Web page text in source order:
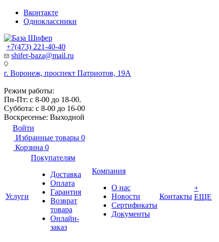
Вконтакте
Одноклассники
+7(473) 221-40-40
shifer-baza@mail.ru
г. Воронеж, проспект Патриотов, 19А
Режим работы:
Пн-Пт: с 8-00 до 18-00.
Суббота: с 8-00 до 16-00
Воскресенье: Выходной
Войти
Избранные товары 0
Корзина 0
Услуги
Покупателям
Доставка
Оплата
Гарантия
Возврат
товара
Онлайн-
заказ
Компания
О нас
Новости
Сертификаты
Документы
Контакты
+
ЕЩЕ